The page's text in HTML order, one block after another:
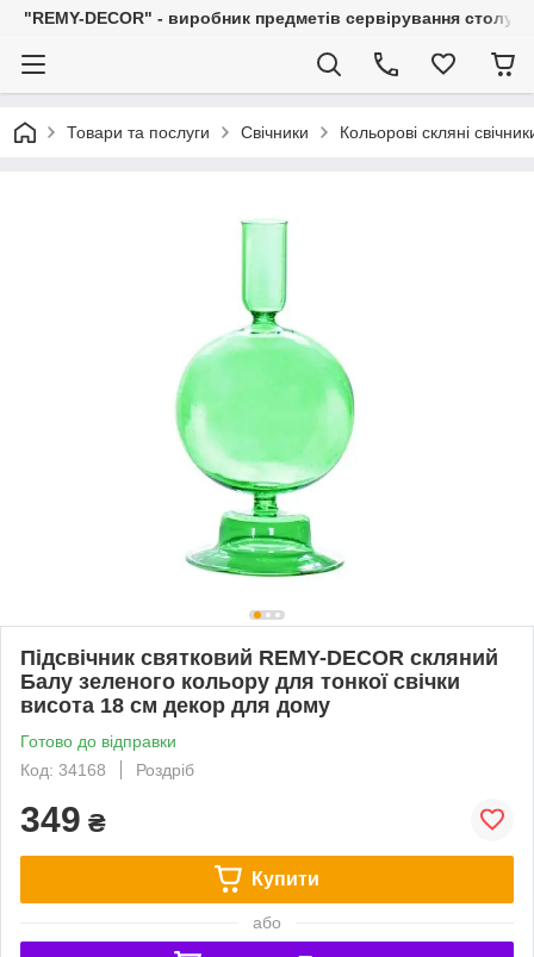
"REMY-DECOR" - виробник предметів сервірування
Товари та послуги Свічники Кольорові скляні
Підсвічник святковий REMY-DEСOR скляний
Балу зеленого кольору для тонкої свічки
висота 18 см декор для дому
Готово до відправки
Код: 34168
Роздріб
349 ₴
Купити
або